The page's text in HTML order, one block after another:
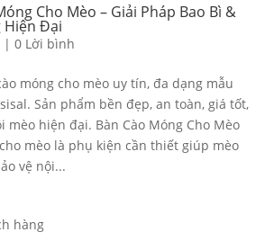
Cho Mèo – Giải Pháp Bao Bì &
Hiện Đại
|0 Lời bình
móng cho mèo uy tín, đa dạng mẫu
Sản phẩm bền đẹp, an toàn, giá tốt,
hiện đại. Bàn Cào Móng Cho Mèo
mèo là phụ kiện cần thiết giúp mèo
vệ nội...